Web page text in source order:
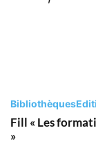
Bibliothèques
Fill « Les
»